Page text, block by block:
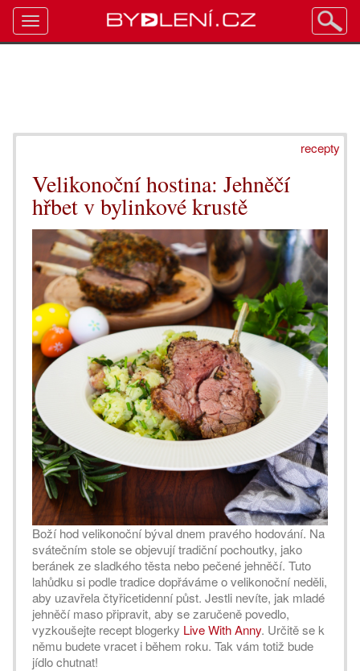
recepty
Velikonoční hostina: Jehněčí
hřbet v bylinkové krustě
Boží hod velikonoční býval dnem pravého hodování. Na
svátečním stole se objevují tradiční pochoutky, jako
beránek ze sladkého těsta nebo pečené jehněčí. Tuto
lahůdku si podle tradice dopřáváme o velikonoční neděli,
aby uzavřela čtyřicetidenní půst. Jestli nevíte, jak mladé
jehněčí maso připravit, aby se zaručeně povedlo,
vyzkoušejte recept blogerky Live With Anny. Určitě se k
němu budete vracet i během roku. Tak vám totiž bude
jídlo chutnat!
Toggle
navigation